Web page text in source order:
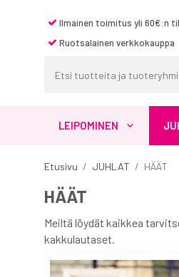
Ilmainen toimitus yli 60€:n
Ruotsalainen verkkokauppa
LEIPOMINEN
Etusivu / JUHLAT / HÄÄT
HÄÄT
Meiltä löydät kaikkea
kakkulautaset.